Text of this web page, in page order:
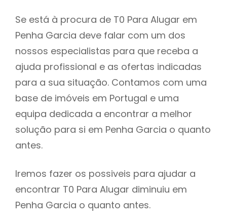
Se está à procura de T0 Para Alugar em
Penha Garcia deve falar com um dos
nossos especialistas para que receba a
ajuda profissional e as ofertas indicadas
para a sua situação. Contamos com uma
base de imóveis em Portugal e uma
equipa dedicada a encontrar a melhor
solução para si em Penha Garcia o quanto
antes.
Iremos fazer os possiveis para ajudar a
encontrar T0 Para Alugar diminuiu em
Penha Garcia o quanto antes.